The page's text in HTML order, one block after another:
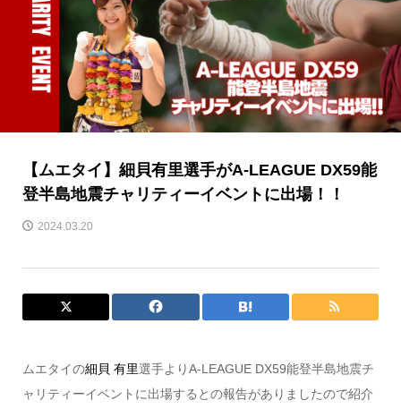
【ムエタイ】細貝有里選手がA-LEAGUE DX59能
登半島地震チャリティーイベントに出場！！
2024.03.20
ムエタイの細貝 有里選手よりA-LEAGUE DX59能登半島地震チ
ャリティーイベントに出場するとの報告がありましたので紹介